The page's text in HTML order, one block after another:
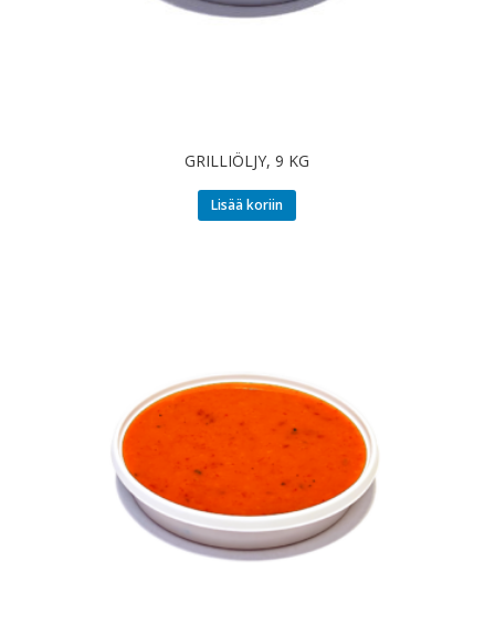
GRILLIÖLJY, 9 KG
Lisää koriin